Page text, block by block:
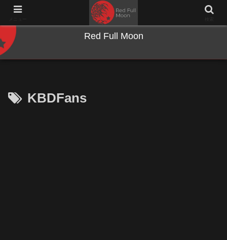
NWとキーボードのジャンク沼に沈む夜
Red Full Moon
KBDFans